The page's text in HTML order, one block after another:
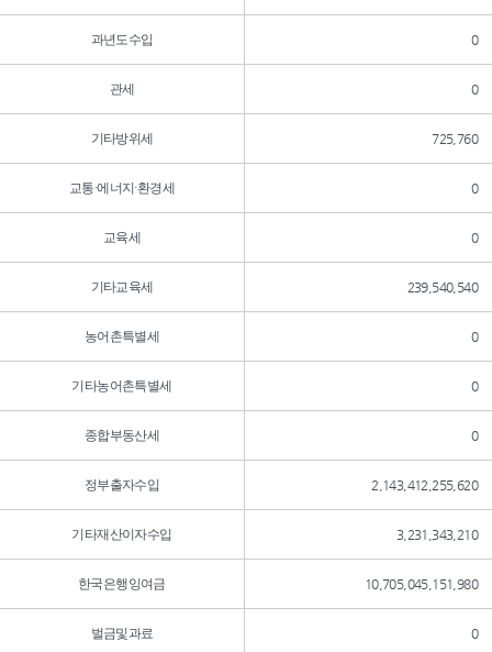
과년도수입 0
관세 0
기타방위세 725,760
교통·에너지·환경세 0
교육세 0
기타교육세 239,540,540
농어촌특별세 0
기타농어촌특별세 0
종합부동산세 0
정부출자수입 2,143,412,255,620
기타재산이자수입 3,231,343,210
한국은행잉여금 10,705,045,151,980
벌금및과료 0